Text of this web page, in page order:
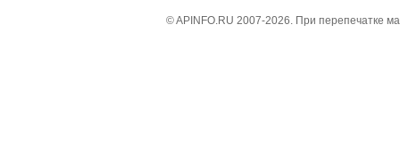
© APINFO.RU 2007-2026. При перепечатке